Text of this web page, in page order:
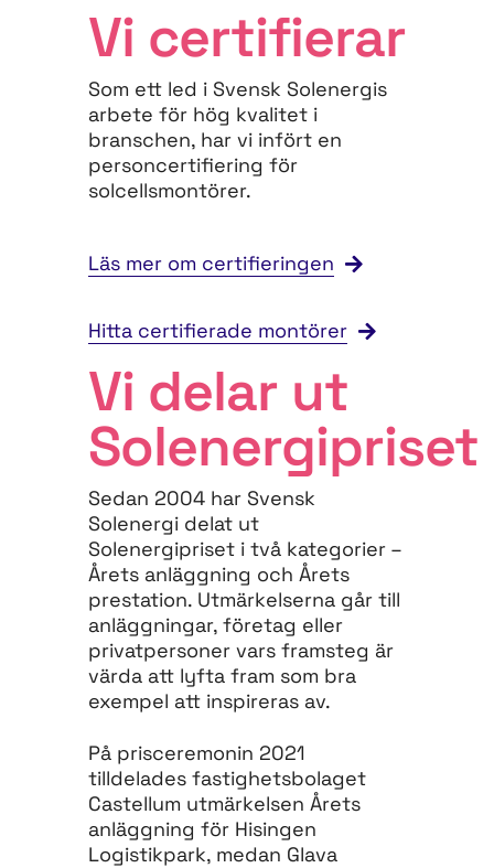
Vi certifierar
Som ett led i Svensk Solenergis
arbete för hög kvalitet i
branschen, har vi infört en
personcertifiering för
solcellsmontörer.
Läs mer om certifieringen
Hitta certifierade montörer
Vi delar ut
Solenergipriset
Sedan 2004 har Svensk
Solenergi delat ut
Solenergipriset i två kategorier –
Årets anläggning och Årets
prestation. Utmärkelserna går till
anläggningar, företag eller
privatpersoner vars framsteg är
värda att lyfta fram som bra
exempel att inspireras av.
På prisceremonin 2021
tilldelades fastighetsbolaget
Castellum utmärkelsen Årets
anläggning för Hisingen
Logistikpark, medan Glava